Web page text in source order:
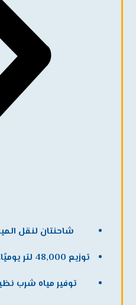
شاحنتان لنقل
توزيع 48,000 لتر يوميًا
توفير مياه شرب